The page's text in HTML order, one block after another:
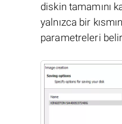
diskin tamamını
yalnızca bir
parametreleri